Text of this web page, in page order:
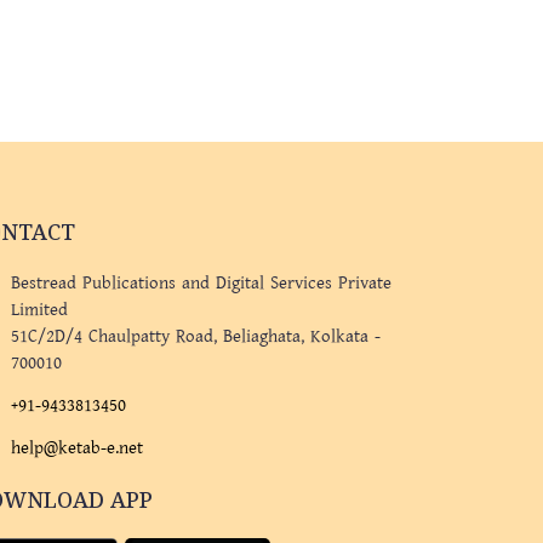
Bestread Publications and Digital Services Private
Limited
51C/2D/4 Chaulpatty Road, Beliaghata, Kolkata -
700010
+91-9433813450
help@ketab-e.net
APP